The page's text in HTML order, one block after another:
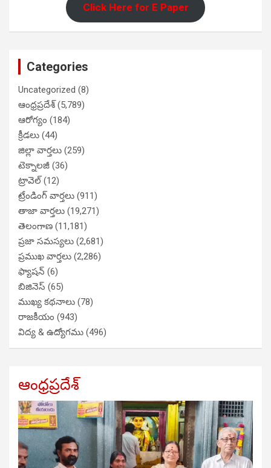
Click Here for E Paper
Categories
Uncategorized (8)
ఆంధ్రప్రదేశ్(5,789)
ఆరోగ్యం (184)
క్రీడలు (44)
జిల్లా వార్తలు (259)
టెక్నాలజీ (36)
ట్రావెల్(12)
ట్రేండింగ్ వార్తలు (911)
తాజా వార్తలు (19,271)
తెలంగాణ (11,181)
ప్రజా సమస్యలు (2,681)
ప్రముఖ వార్తలు (2,286)
ఫ్యాషన్ (6)
బిజినెస్ (65)
ముఖ్య కథనాలు (78)
రాజకీయం (943)
విద్య & ఉద్యోగము (496)
ఆంధ్రప్రదేశ్